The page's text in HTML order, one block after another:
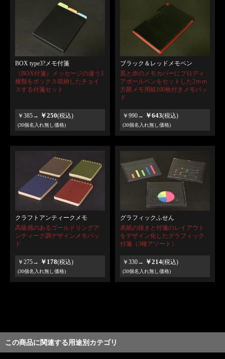
BOX type3?メモ付箋
（BOX付箋）メッセージの違う3
種類をボックス収納したチョイ
スする付箋セット
￥385→ ￥250(税込)
(30個名入れ無し価格)
ブラック＆レッドメモペン
黒と赤のメモカバーにブロディ
アボールペンをセットした2ｍｍ
方眼メモ用紙100枚付きメモパッ
ド
￥990→ ￥643(税込)
(30個名入れ無し価格)
クラフトアンティークメモ
高級感のあるゴールドリングア
ンティーク調デザインメモパッ
ド
￥275→ ￥178(税込)
(30個名入れ無し価格)
グラフィックふせん
表紙の抜きと付箋のレイアウト
をデザイン化したグラフィック
付箋（3種アソート）
￥330→ ￥214(税込)
(30個名入れ無し価格)
この商品に関連する用途別カテゴリ